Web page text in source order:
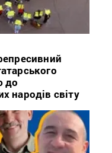
до
народів світу